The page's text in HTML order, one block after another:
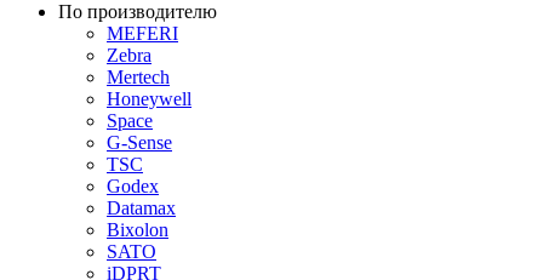
По производителю
MEFERI
Zebra
Mertech
Honeywell
Space
G-Sense
TSC
Godex
Datamax
Bixolon
SATO
iDPRT